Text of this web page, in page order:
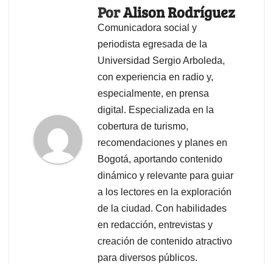
PorAlison Rodríguez
Comunicadora social y
periodista egresada de la
Universidad Sergio Arboleda,
con experiencia en radio y,
especialmente, en prensa
digital. Especializada en la
cobertura de turismo,
recomendaciones y planes en
Bogotá, aportando contenido
dinámico y relevante para guiar
a los lectores en la exploración
de la ciudad. Con habilidades
en redacción, entrevistas y
creación de contenido atractivo
para diversos públicos.